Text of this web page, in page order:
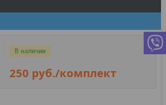
В наличии
250 руб./комплект